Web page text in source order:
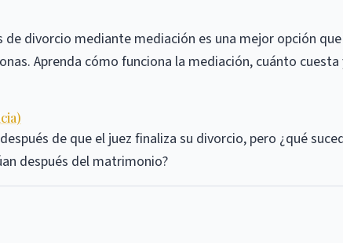
de divorcio mediante mediación es una mejor opción que
Aprenda cómo funciona la mediación, cuánto cuesta
de que el juez finaliza su divorcio, pero ¿qué
después del matrimonio?